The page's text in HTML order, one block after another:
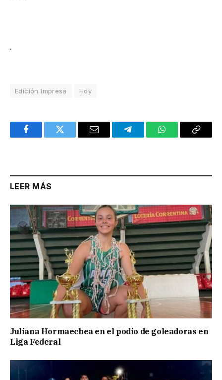
.
Edición Impresa Hoy
FacebookTwitter Email TelegramWhatsAppCopy
LEER MÁS
Juliana Hormaechea en el podio de goleadoras en
Liga Federal